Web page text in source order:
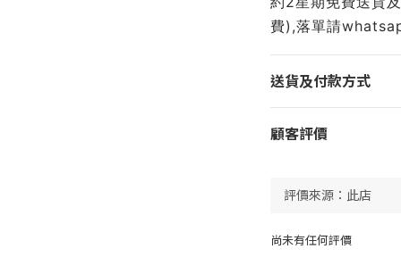
費),落單請
送貨及付款方式
顧客評價
尚未有任何評價